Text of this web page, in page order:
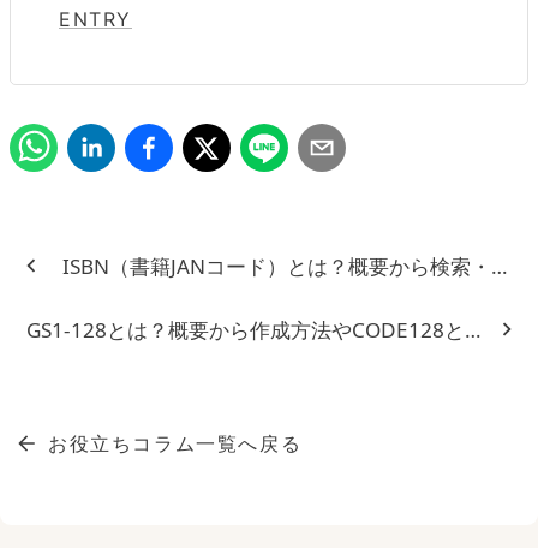
ENTRY
ISBN（書籍JANコード）とは？概要から検索・作
GS1-128とは？概要から作成方法やCODE128との違い
お役立ちコラム一覧へ戻る